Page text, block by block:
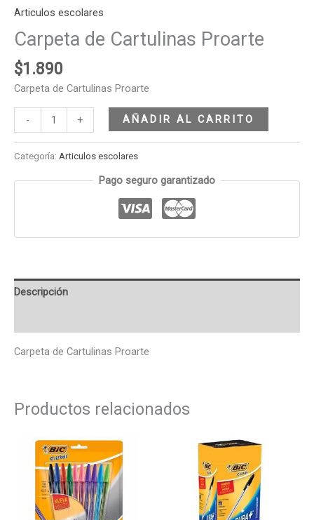
Articulos escolares
Carpeta de Cartulinas Proarte
$1.890
Carpeta de Cartulinas Proarte
- + AÑADIR AL CARRITO
Categoría: Articulos escolares
Pago seguro garantizado
Descripción
Carpeta de Cartulinas Proarte
Productos relacionados